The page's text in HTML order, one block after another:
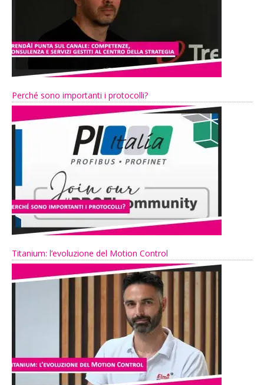
Perché sono importanti i protocolli?
Titanium: l’evoluzione del Motion Control